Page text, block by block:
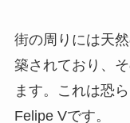
街の周りには天
築されており、
ます。これは恐
Felipe Vです。